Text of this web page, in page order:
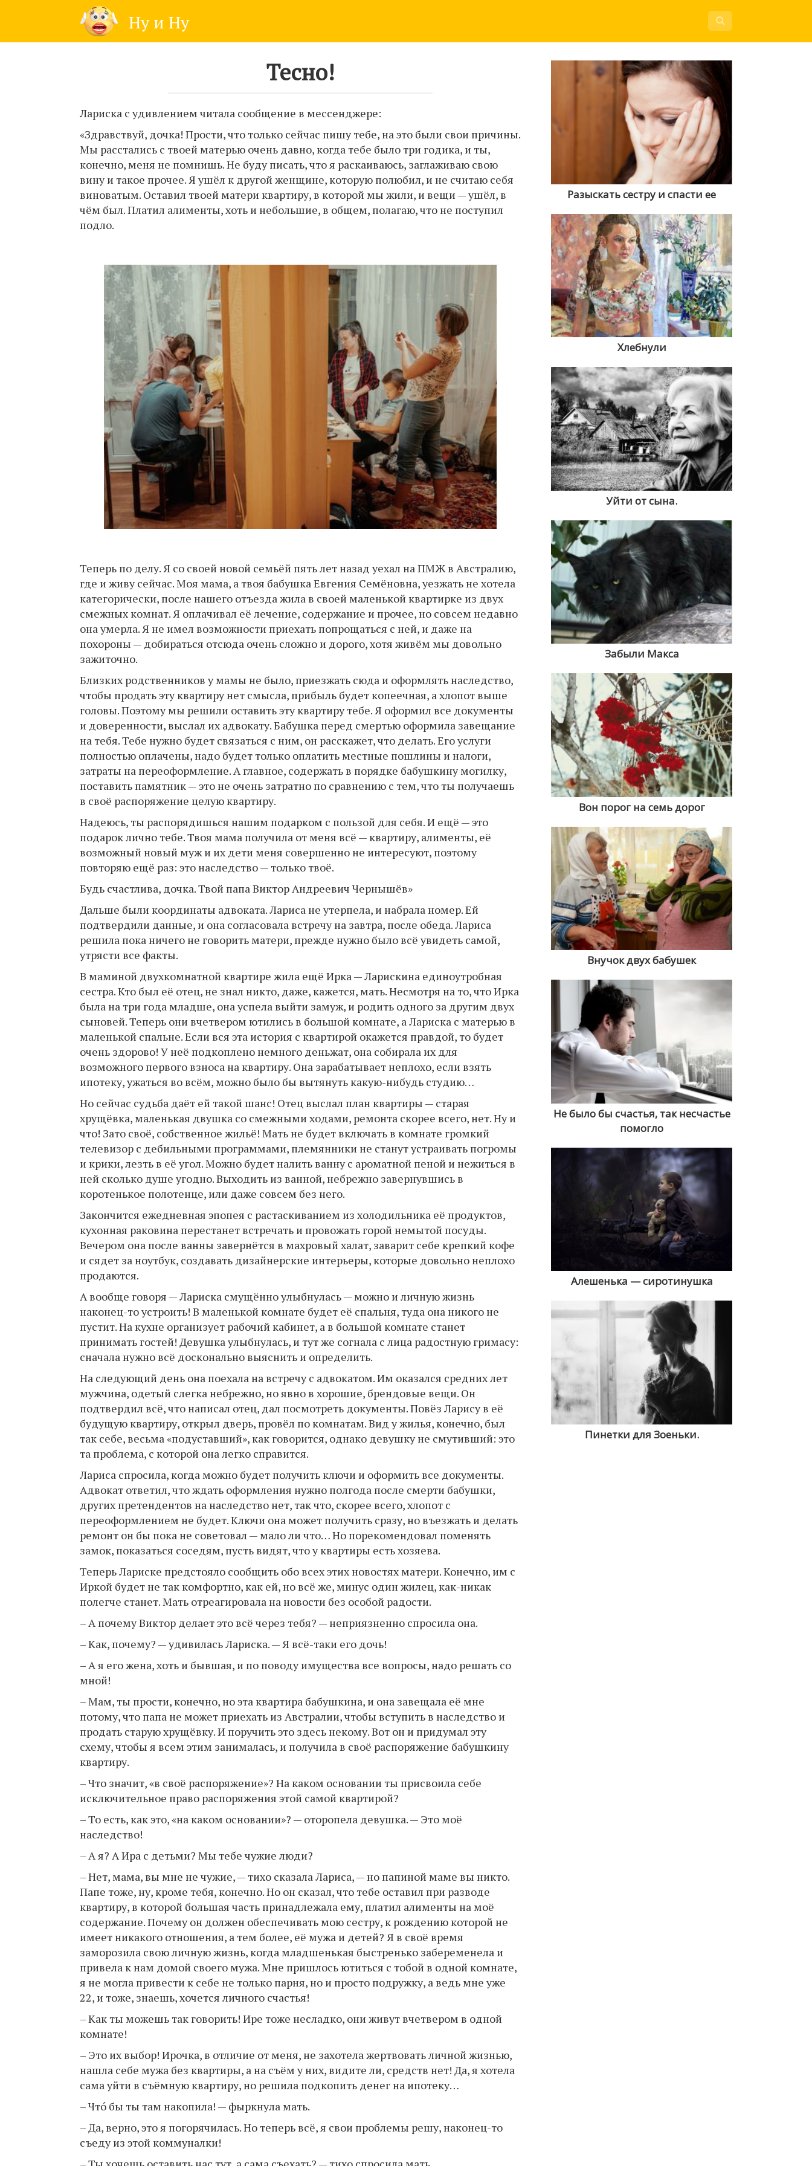
Ну и Ну
Тесно!
Лариска с удивлением читала сообщение в мессенджере:
«Здравствуй, дочка! Прости, что только сейчас пишу тебе, на это были свои причины.
Мы расстались с твоей матерью очень давно, когда тебе было три годика, и ты,
конечно, меня не помнишь. Не буду писать, что я раскаиваюсь, заглаживаю свою
вину и такое прочее. Я ушёл к другой женщине, которую полюбил, и не считаю себя
виноватым. Оставил твоей матери квартиру, в которой мы жили, и вещи — ушёл, в
чём был. Платил алименты, хоть и небольшие, в общем, полагаю, что не поступил
подло.
Теперь по делу. Я со своей новой семьёй пять лет назад уехал на ПМЖ в Австралию,
где и живу сейчас. Моя мама, а твоя бабушка Евгения Семёновна, уезжать не хотела
категорически, после нашего отъезда жила в своей маленькой квартирке из двух
смежных комнат. Я оплачивал её лечение, содержание и прочее, но совсем недавно
она умерла. Я не имел возможности приехать попрощаться с ней, и даже на
похороны — добираться отсюда очень сложно и дорого, хотя живём мы довольно
зажиточно.
Близких родственников у мамы не было, приезжать сюда и оформлять наследство,
чтобы продать эту квартиру нет смысла, прибыль будет копеечная, а хлопот выше
головы. Поэтому мы решили оставить эту квартиру тебе. Я оформил все документы
и доверенности, выслал их адвокату. Бабушка перед смертью оформила завещание
на тебя. Тебе нужно будет связаться с ним, он расскажет, что делать. Его услуги
полностью оплачены, надо будет только оплатить местные пошлины и налоги,
затраты на переоформление. А главное, содержать в порядке бабушкину могилку,
поставить памятник — это не очень затратно по сравнению с тем, что ты получаешь
в своё распоряжение целую квартиру.
Надеюсь, ты распорядишься нашим подарком с пользой для себя. И ещё — это
подарок лично тебе. Твоя мама получила от меня всё — квартиру, алименты, её
возможный новый муж и их дети меня совершенно не интересуют, поэтому
повторяю ещё раз: это наследство — только твоё.
Будь счастлива, дочка. Твой папа Виктор Андреевич Чернышёв»
Дальше были координаты адвоката. Лариса не утерпела, и набрала номер. Ей
подтвердили данные, и она согласовала встречу на завтра, после обеда. Лариса
решила пока ничего не говорить матери, прежде нужно было всё увидеть самой,
утрясти все факты.
В маминой двухкомнатной квартире жила ещё Ирка — Ларискина единоутробная
сестра. Кто был её отец, не знал никто, даже, кажется, мать. Несмотря на то, что Ирка
была на три года младше, она успела выйти замуж, и родить одного за другим двух
сыновей. Теперь они вчетвером ютились в большой комнате, а Лариска с матерью в
маленькой спальне. Если вся эта история с квартирой окажется правдой, то будет
очень здорово! У неё подкоплено немного деньжат, она собирала их для
возможного первого взноса на квартиру. Она зарабатывает неплохо, если взять
ипотеку, ужаться во всём, можно было бы вытянуть какую-нибудь студию…
Но сейчас судьба даёт ей такой шанс! Отец выслал план квартиры — старая
хрущёвка, маленькая двушка со смежными ходами, ремонта скорее всего, нет. Ну и
что! Зато своё, собственное жильё! Мать не будет включать в комнате громкий
телевизор с дебильными программами, племянники не станут устраивать погромы
и крики, лезть в её угол. Можно будет налить ванну с ароматной пеной и нежиться в
ней сколько душе угодно. Выходить из ванной, небрежно завернувшись в
коротенькое полотенце, или даже совсем без него.
Закончится ежедневная эпопея с растаскиванием из холодильника её продуктов,
кухонная раковина перестанет встречать и провожать горой немытой посуды.
Вечером она после ванны завернётся в махровый халат, заварит себе крепкий кофе
и сядет за ноутбук, создавать дизайнерские интерьеры, которые довольно неплохо
продаются.
А вообще говоря — Лариска смущённо улыбнулась — можно и личную жизнь
наконец-то устроить! В маленькой комнате будет её спальня, туда она никого не
пустит. На кухне организует рабочий кабинет, а в большой комнате станет
принимать гостей! Девушка улыбнулась, и тут же согнала с лица радостную гримасу:
сначала нужно всё досконально выяснить и определить.
На следующий день она поехала на встречу с адвокатом. Им оказался средних лет
мужчина, одетый слегка небрежно, но явно в хорошие, брендовые вещи. Он
подтвердил всё, что написал отец, дал посмотреть документы. Повёз Ларису в её
будущую квартиру, открыл дверь, провёл по комнатам. Вид у жилья, конечно, был
так себе, весьма «подуставший», как говорится, однако девушку не смутивший: это
та проблема, с которой она легко справится.
Лариса спросила, когда можно будет получить ключи и оформить все документы.
Адвокат ответил, что ждать оформления нужно полгода после смерти бабушки,
других претендентов на наследство нет, так что, скорее всего, хлопот с
переоформлением не будет. Ключи она может получить сразу, но въезжать и делать
ремонт он бы пока не советовал — мало ли что… Но порекомендовал поменять
замок, показаться соседям, пусть видят, что у квартиры есть хозяева.
Теперь Лариске предстояло сообщить обо всех этих новостях матери. Конечно, им с
Иркой будет не так комфортно, как ей, но всё же, минус один жилец, как-никак
полегче станет. Мать отреагировала на новости без особой радости.
– А почему Виктор делает это всё через тебя? — неприязненно спросила она.
– Как, почему? — удивилась Лариска. — Я всё-таки его дочь!
– А я его жена, хоть и бывшая, и по поводу имущества все вопросы, надо решать со
мной!
– Мам, ты прости, конечно, но эта квартира бабушкина, и она завещала её мне
потому, что папа не может приехать из Австралии, чтобы вступить в наследство и
продать старую хрущёвку. И поручить это здесь некому. Вот он и придумал эту
схему, чтобы я всем этим занималась, и получила в своё распоряжение бабушкину
квартиру.
– Что значит, «в своё распоряжение»? На каком основании ты присвоила себе
исключительное право распоряжения этой самой квартирой?
– То есть, как это, «на каком основании»? — оторопела девушка. — Это моё
наследство!
– А я? А Ира с детьми? Мы тебе чужие люди?
– Нет, мама, вы мне не чужие, — тихо сказала Лариса, — но папиной маме вы никто.
Папе тоже, ну, кроме тебя, конечно. Но он сказал, что тебе оставил при разводе
квартиру, в которой большая часть принадлежала ему, платил алименты на моё
содержание. Почему он должен обеспечивать мою сестру, к рождению которой не
имеет никакого отношения, а тем более, её мужа и детей? Я в своё время
заморозила свою личную жизнь, когда младшенькая быстренько забеременела и
привела к нам домой своего мужа. Мне пришлось ютиться с тобой в одной комнате,
я не могла привести к себе не только парня, но и просто подружку, а ведь мне уже
22, и тоже, знаешь, хочется личного счастья!
– Как ты можешь так говорить! Ире тоже несладко, они живут вчетвером в одной
комнате!
– Это их выбор! Ирочка, в отличие от меня, не захотела жертвовать личной жизнью,
нашла себе мужа без квартиры, а на съём у них, видите ли, средств нет! Да, я хотела
сама уйти в съёмную квартиру, но решила подкопить денег на ипотеку…
– Что́ бы ты там накопила! — фыркнула мать.
– Да, верно, это я погорячилась. Но теперь всё, я свои проблемы решу, наконец-то
съеду из этой коммуналки!
Разыскать сестру и спасти ее
Хлебнули
Уйти от сына.
Забыли Макса
Вон порог на семь дорог
Внучок двух бабушек
Не было бы счастья, так несчастье
помогло
Алешенька — сиротинушка
Пинетки для Зоеньки.